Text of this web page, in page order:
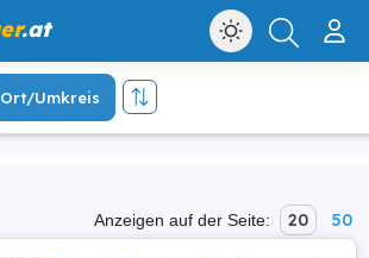
.at
Ort/Umkreis
Anzeigen auf der Seite: 20 50